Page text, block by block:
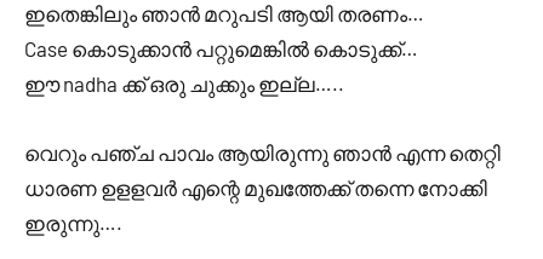
ഇതെങ്കിലും ഞാൻ മറുപടി ആയി തരണം…
Case കൊടുക്കാൻ പറ്റുമെങ്കിൽ കൊടുക്ക്…
ഈ nadha ക്ക് ഒരു ചുക്കും ഇല്ല…..
വെറും പഞ്ച പാവം ആയിരുന്നു ഞാൻ എന്ന തെറ്റി
ധാരണ ഉളളവർ എന്റെ മുഖത്തേക്ക് തന്നെ നോക്കി
ഇരുന്നു….